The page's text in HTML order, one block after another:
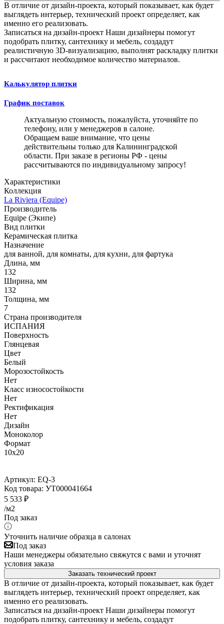
В отличие от дизайн-проекта, который показывает, как будет
выглядеть интерьер, технический проект определяет, как
именно его реализовать.
Записаться на дизайн-проект Наши дизайнеры помогут
подобрать плитку, сантехнику и мебель, создадут
реалистичную 3D-визуализацию, выполнят раскладку плитки
и рассчитают необходимое количество материалов.
Калькулятор плитки
График поставок
Актуальную стоимость, пожалуйста, уточняйте по
телефону, или у менеджеров в салоне.
Обращаем ваше внимание, что цены
действительны только для Калининградской
области. При заказе в регионы РФ - цены
рассчитываются по индивидуальному запросу!
Характеристики
Коллекция
La Riviera (Equipe)
Производитель
Equipe (Экипе)
Вид плитки
Керамическая плитка
Назначение
для ванной, для комнаты, для кухни, для фартука
Длина, мм
132
Ширина, мм
132
Толщина, мм
7
Страна производителя
ИСПАНИЯ
Поверхность
Глянцевая
Цвет
Белый
Морозостойкость
Нет
Класс износостойкости
Нет
Ректификация
Нет
Дизайн
Моноколор
Формат
10x20
Артикул: EQ-3
Код товара: УТ000041664
5 533 ₽
/м2
Под заказ
Уточнить наличие образца в салонах
Под заказ
Наши менеджеры обязательно свяжутся с вами и уточнят
условия заказа
Заказать технический проект
В отличие от дизайн-проекта, который показывает, как будет
выглядеть интерьер, технический проект определяет, как
именно его реализовать.
Записаться на дизайн-проект Наши дизайнеры помогут
подобрать плитку, сантехнику и мебель, создадут